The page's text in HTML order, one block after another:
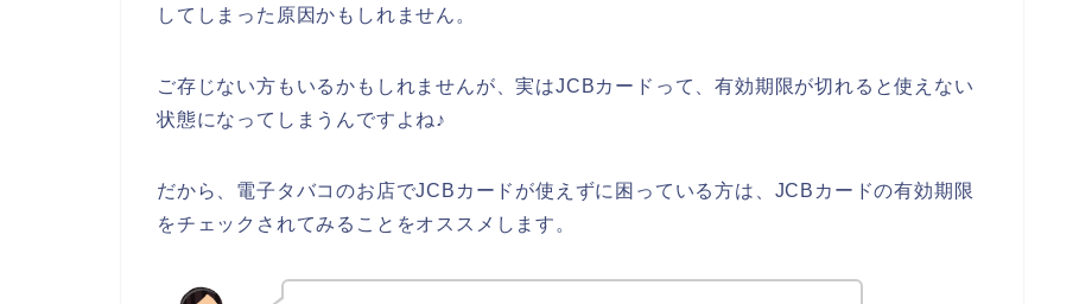
してしまった原因かもしれません。
ご存じない方もいるかもしれませんが、実はJCBカードって、有効期限が切れると使えない
状態になってしまうんですよね♪
だから、電子タバコのお店でJCBカードが使えずに困っている方は、JCBカードの有効期限
をチェックされてみることをオススメします。